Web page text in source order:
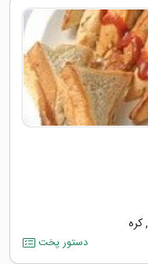
,کره
دستور پخت